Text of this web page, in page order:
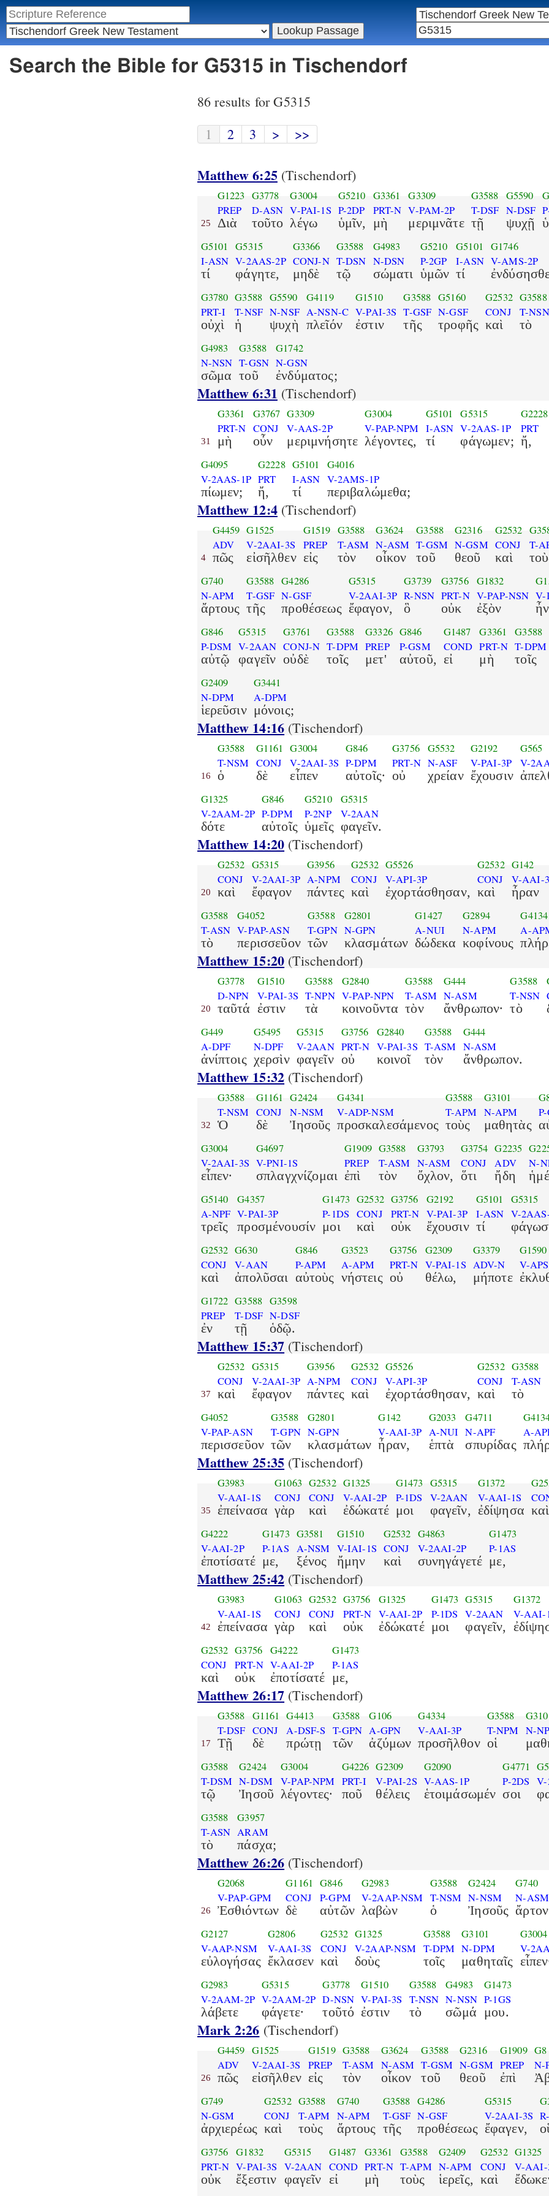
Search the Bible for G5315 in Tischendorf
86 results for G5315
1
2 3 > >>
Matthew 6:25(Tischendorf)
25
G1223
PREP
Διὰ
G3778
D-ASN
τοῦτο
G3004
V-PAI-1S
λέγω
G5210
P-2DP
ὑμῖν,
G3361
PRT-N
μὴ
G3309
V-PAM-2P
μεριμνᾶτε
G3588
T-DSF
τῇ
G5590
N-DSF
ψυχῇ
G5101
I-ASN
τί
G5315
V-2AAS-2P
φάγητε,
G3366
CONJ-N
μηδὲ
G3588
T-DSN
τῷ
G4983
N-DSN
σώματι
G5210
P-2GP
ὑμῶν
G5101
I-ASN
τί
G1746
V-AMS-2P
G3780
PRT-I
οὐχὶ
G3588
T-NSF
ἡ
G5590
N-NSF
ψυχὴ
G4119
A-NSN-C
πλεῖόν
G1510
V-PAI-3S
ἐστιν
G3588
T-GSF
τῆς
G5160
N-GSF
τροφῆς
G2532
CONJ
καὶ
G3588
T-NSN
τὸ
G4983
N-NSN
σῶμα
G3588
T-GSN
τοῦ
G1742
N-GSN
ἐνδύματος;
Matthew 6:31 (Tischendorf)
31
G3361
PRT-N
μὴ
G3767
CONJ
οὖν
G3309
V-AAS-2P
μεριμνήσητε
G3004
V-PAP-NPM
λέγοντες,
G5101
I-ASN
τί
G5315
V-2AAS-1P
φάγωμεν;
G2228
PRT
ἤ,
G4095
V-2AAS-1P
πίωμεν;
G2228
PRT
ἤ,
G5101
I-ASN
τί
G4016
V-2AMS-1P
περιβαλώμεθα;
Matthew 12:4(Tischendorf)
4
G4459
ADV
πῶς
G1525
V-2AAI-3S
εἰσῆλθεν
G1519
PREP
εἰς
G3588
T-ASM
τὸν
G3624
N-ASM
οἶκον
G3588
T-GSM
τοῦ
G2316
N-GSM
θεοῦ
G2532
CONJ
καὶ
T-
G740
N-APM
ἄρτους
G3588
T-GSF
τῆς
G4286
N-GSF
προθέσεως
G5315
V-2AAI-3P
ἔφαγον,
G3739
R-NSN
ὃ
G3756
PRT-N
οὐκ
G1832
V-PAP-NSN
ἐξὸν
V-
ἦν
G846
P-DSM
αὐτῷ
G5315
V-2AAN
φαγεῖν
G3761
CONJ-N
οὐδὲ
G3588
T-DPM
τοῖς
G3326
PREP
μετ'
G846
P-GSM
αὐτοῦ,
G1487
COND
εἰ
G3361
PRT-N
μὴ
G3588
T-DPM
τοῖς
G2409
N-DPM
ἱερεῦσιν
G3441
A-DPM
μόνοις;
Matthew 14:16 (Tischendorf)
16
G3588
T-NSM
ὁ
G1161
CONJ
δὲ
G3004
V-2AAI-3S
εἶπεν
G846
P-DPM
αὐτοῖς·
G3756
PRT-N
οὐ
G5532
N-ASF
χρείαν
G2192
V-PAI-3P
ἔχουσιν
G565
V-
G1325
V-2AAM-2P
δότε
G846
P-DPM
αὐτοῖς
G5210
P-2NP
ὑμεῖς
G5315
V-2AAN
φαγεῖν.
Matthew 14:20 (Tischendorf)
20
G2532
CONJ
καὶ
G5315
V-2AAI-3P
ἔφαγον
G3956
A-NPM
πάντες
G2532
CONJ
καὶ
G5526
V-API-3P
ἐχορτάσθησαν,
G2532
CONJ
καὶ
G142
V-AAI-
ἦραν
G3588
T-ASN
τὸ
G4052
V-PAP-ASN
περισσεῦον
G3588
T-GPN
τῶν
G2801
N-GPN
κλασμάτων
G1427
A-NUI
δώδεκα
G2894
N-APM
κοφίνους
G4134
A-
Matthew 15:20 (Tischendorf)
20
G3778
D-NPN
ταῦτά
G1510
V-PAI-3S
ἐστιν
G3588
T-NPN
τὰ
G2840
V-PAP-NPN
κοινοῦντα
G3588
T-ASM
τὸν
G444
N-ASM
ἄνθρωπον·
G3588
T-NSN
τὸ
G449
A-DPF
ἀνίπτοις
G5495
N-DPF
χερσὶν
G5315
V-2AAN
φαγεῖν
G3756
PRT-N
οὐ
G2840
V-PAI-3S
κοινοῖ
G3588
T-ASM
τὸν
G444
N-ASM
ἄνθρωπον.
Matthew 15:32 (Tischendorf)
32
G3588
T-NSM
Ὁ
G1161
CONJ
δὲ
G2424
N-NSM
Ἰησοῦς
G4341
V-ADP-NSM
προσκαλεσάμενος
G3588
T-APM
τοὺς
G3101
N-APM
μαθητὰς
G3004
V-2AAI-3S
εἶπεν·
G4697
V-PNI-1S
σπλαγχνίζομαι
G1909
PREP
ἐπὶ
G3588
T-ASM
τὸν
G3793
N-ASM
ὄχλον,
G3754
CONJ
ὅτι
G2235
ADV
ἤδη
N-
G5140
A-NPF
τρεῖς
G4357
V-PAI-3P
προσμένουσίν
G1473
P-1DS
μοι
G2532
CONJ
καὶ
G3756
PRT-N
οὐκ
G2192
V-PAI-3P
ἔχουσιν
G5101
I-ASN
τί
G5315
V-
G2532
CONJ
καὶ
G630
V-AAN
ἀπολῦσαι
G846
P-APM
αὐτοὺς
G3523
A-APM
νήστεις
G3756
PRT-N
οὐ
G2309
V-PAI-1S
θέλω,
G3379
ADV-N
μήποτε
G1590
V-
G1722
PREP
ἐν
G3588
T-DSF
τῇ
G3598
N-DSF
ὁδῷ.
Matthew 15:37 (Tischendorf)
37
G2532
CONJ
καὶ
G5315
V-2AAI-3P
ἔφαγον
G3956
A-NPM
πάντες
G2532
CONJ
καὶ
G5526
V-API-3P
ἐχορτάσθησαν,
G2532
CONJ
καὶ
G3588
T-ASN
τὸ
G4052
V-PAP-ASN
περισσεῦον
G3588
T-GPN
τῶν
G2801
N-GPN
κλασμάτων
G142
V-AAI-3P
ἦραν,
G2033
A-NUI
ἑπτὰ
G4711
N-APF
σπυρίδας
A-
Matthew 25:35 (Tischendorf)
35
G3983
V-AAI-1S
ἐπείνασα
G1063
CONJ
γὰρ
G2532
CONJ
καὶ
G1325
V-AAI-2P
ἐδώκατέ
G1473
P-1DS
μοι
G5315
V-2AAN
φαγεῖν,
G1372
V-AAI-1S
ἐδίψησα καὶ
G4222
V-AAI-2P
ἐποτίσατέ
G1473
P-1AS
με,
G3581
A-NSM
ξένος
G1510
V-IAI-1S
ἤμην
G2532
CONJ
καὶ
G4863
V-2AAI-2P
συνηγάγετέ
G1473
P-1AS
με,
Matthew 25:42 (Tischendorf)
42
G3983
V-AAI-1S
ἐπείνασα
G1063
CONJ
γὰρ
G2532
CONJ
καὶ
G3756
PRT-N
οὐκ
G1325
V-AAI-2P
ἐδώκατέ
G1473
P-1DS
μοι
G5315
V-2AAN
φαγεῖν,
G1372
V-AAI-
G2532
CONJ
καὶ
G3756
PRT-N
οὐκ
G4222
V-AAI-2P
ἐποτίσατέ
G1473
P-1AS
με,
Matthew 26:17 (Tischendorf)
17
G3588
T-DSF
Τῇ
G1161
CONJ
δὲ
G4413
A-DSF-S
πρώτῃ
G3588
T-GPN
τῶν
G106
A-GPN
ἀζύμων
G4334
V-AAI-3P
προσῆλθον
G3588
T-NPM
οἱ
N-
G3588
T-DSM
τῷ
G2424
N-DSM
Ἰησοῦ
G3004
V-PAP-NPM
λέγοντες·
G4226
PRT-I
ποῦ
G2309
V-PAI-2S
θέλεις
G2090
V-AAS-1P
ἑτοιμάσωμέν
G4771
P-2DS
σοι
G3588
T-ASN
τὸ
G3957
ARAM
πάσχα;
Matthew 26:26 (Tischendorf)
26
G2068
V-PAP-GPM
Ἐσθιόντων
G1161
CONJ
δὲ
G846
P-GPM
αὐτῶν
G2983
V-2AAP-NSM
λαβὼν
G3588
T-NSM
ὁ
G2424
N-NSM
Ἰησοῦς
G740
N-ASM
ἄρτον
G2127
V-AAP-NSM
εὐλογήσας
G2806
V-AAI-3S
ἔκλασεν
G2532
CONJ
καὶ
G1325
V-2AAP-NSM
δοὺς
G3588
T-DPM
τοῖς
G3101
N-DPM
μαθηταῖς
G3004
V-
G2983
V-2AAM-2P
λάβετε
G5315
V-2AAM-2P
φάγετε·
G3778
D-NSN
τοῦτό
G1510
V-PAI-3S
ἐστιν
G3588
T-NSN
τὸ
G4983
N-NSN
σῶμά
G1473
P-1GS
μου.
Mark 2:26 (Tischendorf)
26
G4459
ADV
πῶς
G1525
V-2AAI-3S
εἰσῆλθεν
G1519
PREP
εἰς
G3588
T-ASM
τὸν
G3624
N-ASM
οἶκον
G3588
T-GSM
τοῦ
G2316
N-GSM
θεοῦ
G1909
PREP
ἐπὶ
G8
N-
G749
N-GSM
ἀρχιερέως
G2532
CONJ
καὶ
G3588
T-APM
τοὺς
G740
N-APM
ἄρτους
G3588
T-GSF
τῆς
G4286
N-GSF
προθέσεως
G5315
V-2AAI-3S
ἔφαγεν,
G3756
PRT-N
οὐκ
G1832
V-PAI-3S
ἔξεστιν
G5315
V-2AAN
φαγεῖν
G1487
COND
εἰ
G3361
PRT-N
μὴ
G3588
T-APM
τοὺς
G2409
N-APM
ἱερεῖς,
G2532
CONJ
καὶ
G1325
V-AAI-